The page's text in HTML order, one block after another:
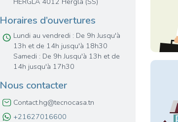
Horaires d’ouvertures
Lundi au vendredi : De 9h Jusqu'à
13h et de 14h jusqu'à 18h30
Samedi : De 9h Jusqu'à 13h et de
14h jusqu'à 17h30
Nous contacter
Contact.hg@tecnocasa.tn
+21627016600